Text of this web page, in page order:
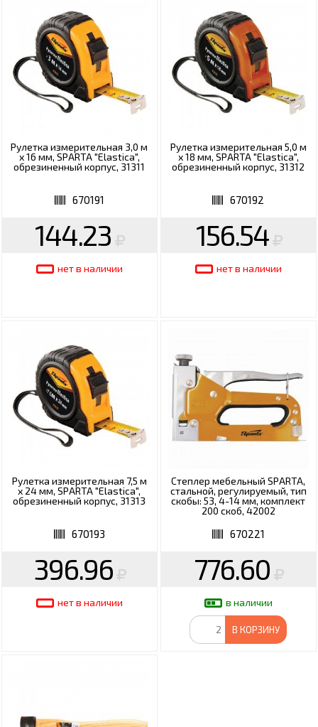
Рулетка измерительная 3,0 м
х 16 мм, SPARTA "Elastica",
обрезиненный корпус, 31311
670191
144.23
нет в наличии
Рулетка измерительная 5,0 м
х 18 мм, SPARTA "Elastica",
обрезиненный корпус, 31312
670192
156.54
нет в наличии
Рулетка измерительная 7,5 м
х 24 мм, SPARTA "Elastica",
обрезиненный корпус, 31313
670193
396.96
нет в наличии
Степлер мебельный SPARTA,
стальной, регулируемый, тип
скобы: 53, 4-14 мм, комплект
200 скоб, 42002
670221
776.60
в наличии
В КОРЗИНУ